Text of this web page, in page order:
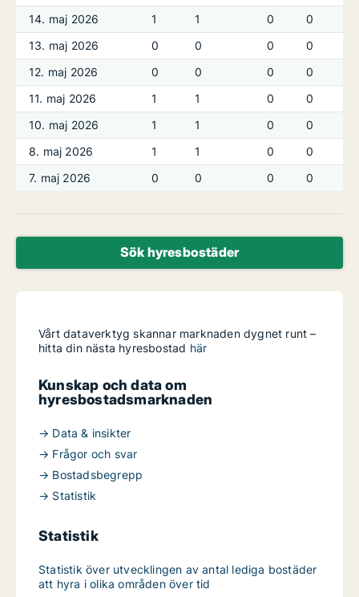
14. maj 2026
1 1 0
0
13. maj 2026
0 0 0
0
12. maj 2026
0 0 0
0
11. maj 2026
1 1 0
0
10. maj 2026
1 1 0
0
8. maj 2026
1 1 0
0
7. maj 2026
0 0 0 0
Sök hyresbostäder
Vårt dataverktyg skannar marknaden dygnet runt –
hitta din nästa hyresbostad här
Kunskap och data om
hyresbostadsmarknaden
→ Data & insikter
→ Frågor och svar
→ Bostadsbegrepp
→ Statistik
Statistik
Statistik över utvecklingen av antal lediga bostäder
att hyra i olika områden över tid